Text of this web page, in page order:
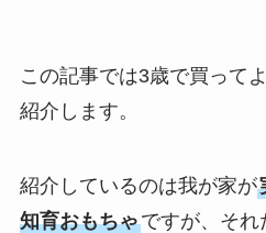
この記事では3歳で買って
紹介します。
紹介しているのは我が家が
知育おもちゃですが、それ